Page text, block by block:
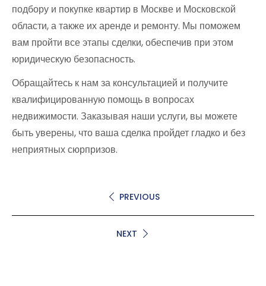
подбору и покупке квартир в Москве и Московской
области, а также их аренде и ремонту. Мы поможем
вам пройти все этапы сделки, обеспечив при этом
юридическую безопасность.
Обращайтесь к нам за консультацией и получите
квалифицированную помощь в вопросах
недвижимости. Заказывая наши услуги, вы можете
быть уверены, что ваша сделка пройдет гладко и без
неприятных сюрпризов.
PREVIOUS
NEXT